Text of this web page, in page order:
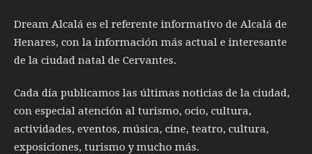
Dream Alcalá es el referente informativo de Alcalá de
Henares, con la información más actual e interesante
de la ciudad natal de Cervantes.
Cada día publicamos las últimas noticias de la ciudad,
con especial atención al turismo, ocio, cultura,
actividades, eventos, música, cine, teatro, cultura,
exposiciones, turismo y mucho más.